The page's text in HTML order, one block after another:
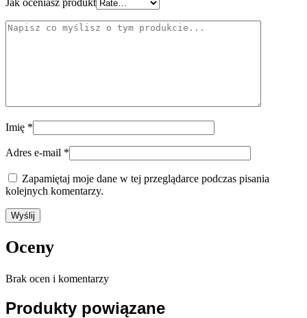
Jak oceniasz produkt
Imię *
Adres e-mail *
Zapamiętaj moje dane w tej przeglądarce podczas pisania
kolejnych komentarzy.
Oceny
Brak ocen i komentarzy
Produkty powiązane